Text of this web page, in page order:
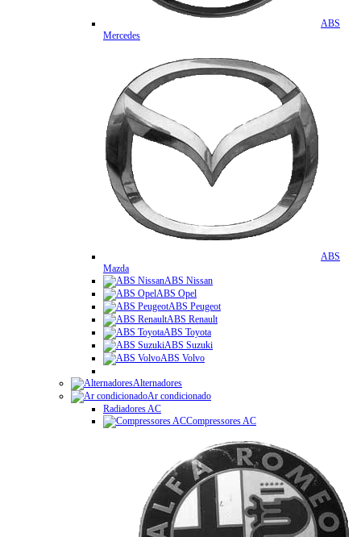
ABS
Mercedes
ABS
Mazda
ABS Nissan
ABS Opel
ABS Peugeot
ABS Renault
ABS Toyota
ABS Suzuki
ABS Volvo
Alternadores
Ar condicionado
Radiadores AC
Compressores AC